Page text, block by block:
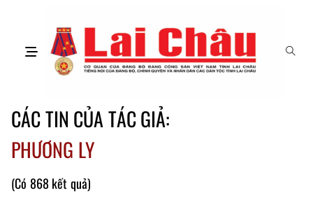
CÁC TIN CỦA TÁC GIẢ:
PHƯƠNG LY
(Có 868 kết quả)